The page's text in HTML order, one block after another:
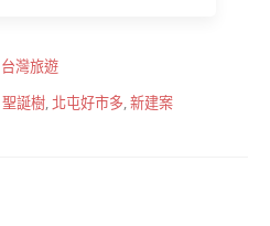
台灣旅遊
聖誕樹,北屯好市多,新建案